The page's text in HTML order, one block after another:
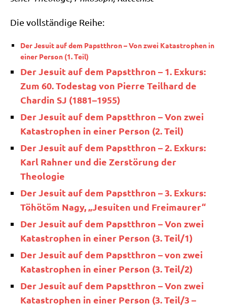
Die voll­stän­di­ge Reihe:
Der Jesu­it auf dem Papst­thron – Von zwei Kata­stro­phen in
einer Per­son (1. Teil)
Der Jesu­it auf dem Papst­thron – 1. Exkurs:
Zum 60. Todes­tag von Pierre Teil­hard de
Char­din SJ (1881–1955)
Der Jesu­it auf dem Papst­thron – Von zwei
Kata­stro­phen in einer Per­son (2. Teil)
Der Jesu­it auf dem Papst­thron – 2. Exkurs:
Karl Rah­ner und die Zer­stö­rung der
Theologie
Der Jesu­it auf dem Papst­thron – 3. Exkurs:
Töhö­töm Nagy, „Jesui­ten und Freimaurer“
Der Jesu­it auf dem Papst­thron – Von zwei
Kata­stro­phen in einer Per­son (3. Teil/​1)
Der Jesu­it auf dem Papst­thron – von zwei
Kata­stro­phen in einer Per­son (3. Teil/​2)
Der Jesu­it auf dem Papst­thron – Von zwei
Kata­stro­phen in einer Per­son (3. Teil/​3 –